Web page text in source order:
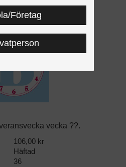
Företag
vecka ??.
106,00 kr
Häftad
36